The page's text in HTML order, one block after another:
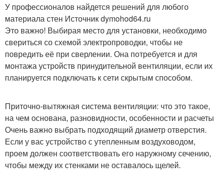
У профессионалов найдется решений для любого
материала стен Источник dymohod64.ru
Это важно! Выбирая место для установки, необходимо
свериться со схемой электропроводки, чтобы не
повредить её при сверлении. Она потребуется и для
монтажа устройств принудительной вентиляции, если их
планируется подключать к сети скрытым способом.
Приточно-вытяжная система вентиляции: что это такое,
на чем основана, разновидности, особенности и расчеты
Очень важно выбрать подходящий диаметр отверстия.
Если у вас устройство с утепленным воздуховодом,
проем должен соответствовать его наружному сечению,
чтобы между их стенками не оставалось щелей.